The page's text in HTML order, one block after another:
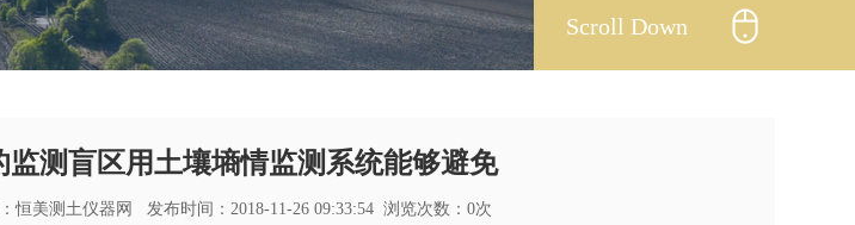
Scroll Down
监测盲区用土壤墒情监测系统能够避免
恒美测土仪器网 发布时间：2018-11-26 09:33:54 浏览次数： 0次